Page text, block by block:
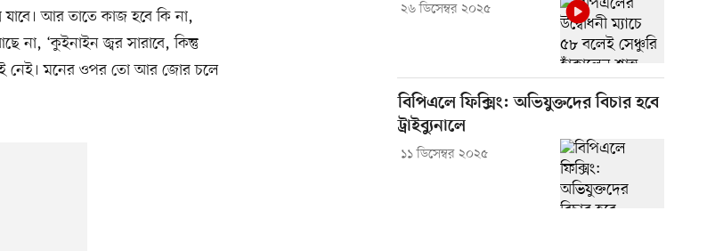
যাবে। আর তাতে কাজ হবে কি না,
না, ‘কুইনাইন জ্বর সারাবে, কিন্তু
নেই। মনের ওপর তো আর জোর চলে
২৬ ডিসেম্বর ২০২৫
বিপিএলে ফিক্সিং: অভিযুক্তদের বিচার হবে
ট্রাইব্যুনালে
১১ ডিসেম্বর ২০২৫